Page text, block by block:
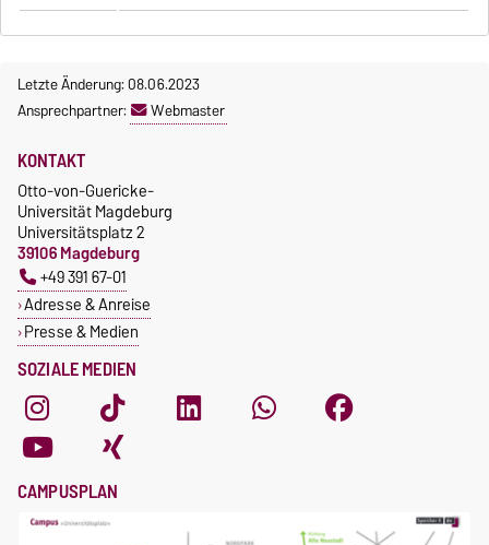
Letzte Änderung: 08.06.2023
Ansprechpartner:
Webmaster
SOZIALE MEDIEN
KONTAKT
Otto-von-Guericke-
Universität Magdeburg
Universitätsplatz 2
39106 Magdeburg
+49 391 67-01
Adresse & Anreise
Presse & Medien
CAMPUSPLAN